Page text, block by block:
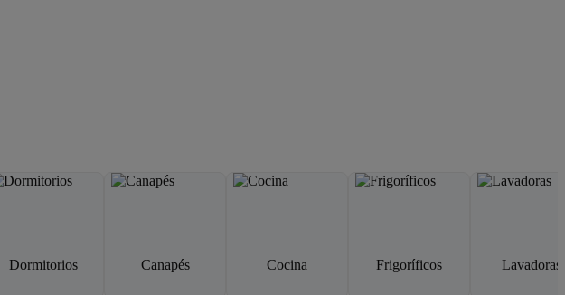
Dormitorios Canapés Cocina Frigoríficos Lavadoras